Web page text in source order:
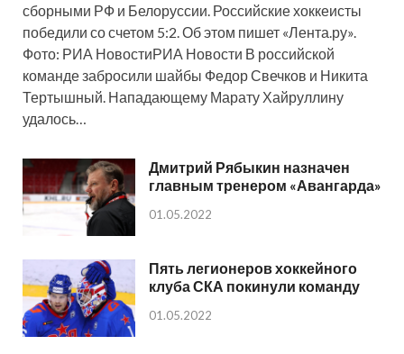
сборными РФ и Белоруссии. Российские хоккеисты
победили со счетом 5:2. Об этом пишет «Лента.ру».
Фото: РИА НовостиРИА Новости В российской
команде забросили шайбы Федор Свечков и Никита
Тертышный. Нападающему Марату Хайруллину
удалось…
Дмитрий Рябыкин назначен
главным тренером «Авангарда»
01.05.2022
Пять легионеров хоккейного
клуба СКА покинули команду
01.05.2022